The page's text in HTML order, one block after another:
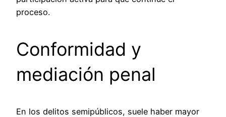
proceso.
Conformidad y
mediación penal
En los delitos semipúblicos, suele haber mayor